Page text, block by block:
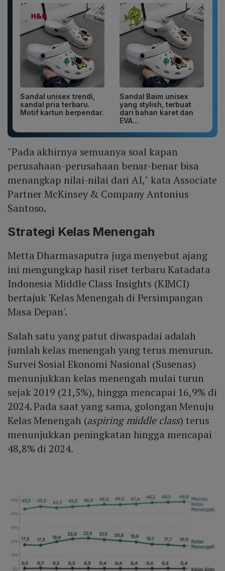
Sandal unisex trendi,
sandal pria terbaru.
Motif kartun berpendar.
Sandal Baim unisex
yang stylish, terbuat
dari bahan karet dan
EVA...
"Pada akhirnya semuanya soal kapan
perusahaan-perusahaan benar-benar bisa
menangkap nilai-nilai dari AI," kata Associate
Partner McKinsey & Company Antonius
Santoso.
Strategi Kelas Menengah
Metta Dharmasaputra juga menyebut ajang
ini mengungkap hasil riset terbaru Katadata
Indonesia Middle Class Insights (KIMCI)
bertajuk 'Kelas Menengah di Persimpangan
Masa Depan'.
Salah satu yang patut diwaspadai adalah
jumlah kelas menengah yang terus menurun.
Survei Sosial Ekonomi Nasional (Susenas)
menunjukkan kelas menengah mulai turun
sejak 2019 (21,5%), hingga mencapai 16,9% di
2024. Pada saat yang sama, golongan Menuju
Kelas Menengah (aspiring middle class) terus
menunjukkan peningkatan hingga mencapai
48,8% di 2024.